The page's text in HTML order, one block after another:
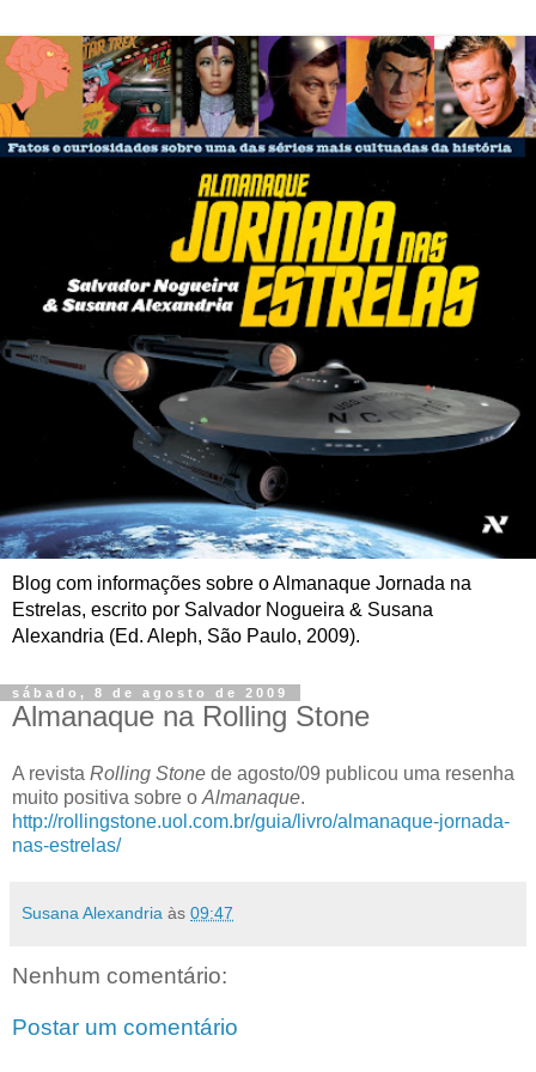
Blog com informações sobre o Almanaque Jornada na
Estrelas, escrito por Salvador Nogueira & Susana
Alexandria (Ed. Aleph, São Paulo, 2009).
sábado, 8 de agosto de 2009
Almanaque na Rolling Stone
A revista Rolling Stone de agosto/09 publicou uma resenha
muito positiva sobre o Almanaque.
http://rollingstone.uol.com.br/guia/livro/almanaque-jornada-
nas-estrelas/
Susana Alexandria às 09:47
Nenhum comentário:
Postar um comentário